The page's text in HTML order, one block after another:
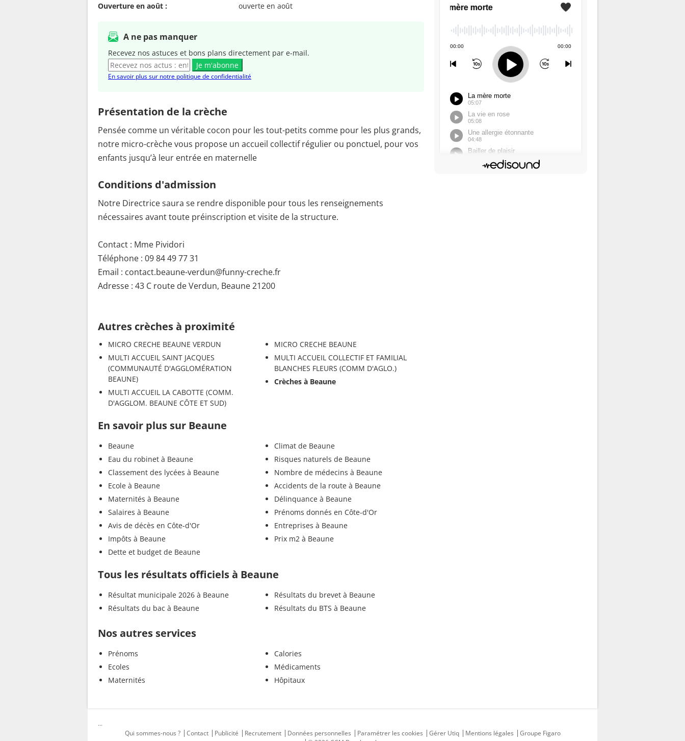
Ouverture en août :
ouverte en août
A ne pas manquer
Recevez nos astuces et bons plans directement par e-mail.
Je m'abonne
En savoir plus sur notre politique de confidentialité
Présentation de la crèche
Pensée comme un véritable cocon pour les tout-petits comme pour les plus grands,
notre micro-crèche vous propose un accueil collectif régulier ou ponctuel, pour vos
enfants jusqu’à leur entrée en maternelle
Conditions d'admission
Notre Directrice saura se rendre disponible pour tous les renseignements
nécessaires avant toute préinscription et visite de la structure.
Contact : Mme Pividori
Téléphone : 09 84 49 77 31
Email : contact.beaune-verdun@funny-creche.fr
Adresse : 43 C route de Verdun, Beaune 21200
Autres crèches à proximité
MICRO CRECHE BEAUNE VERDUN
MULTI ACCUEIL SAINT JACQUES
(COMMUNAUTÉ D'AGGLOMÉRATION
BEAUNE)
MULTI ACCUEIL LA CABOTTE (COMM.
D'AGGLOM. BEAUNE CÔTE ET SUD)
MICRO CRECHE BEAUNE
MULTI ACCUEIL COLLECTIF ET FAMILIAL
BLANCHES FLEURS (COMM D'AGLO.)
Crèches à Beaune
En savoir plus sur Beaune
Beaune
Eau du robinet à Beaune
Classement des lycées à Beaune
Ecole à Beaune
Maternités à Beaune
Salaires à Beaune
Avis de décès en Côte-d'Or
Impôts à Beaune
Dette et budget de Beaune
Climat de Beaune
Risques naturels de Beaune
Nombre de médecins à Beaune
Accidents de la route à Beaune
Délinquance à Beaune
Prénoms donnés en Côte-d'Or
Entreprises à Beaune
Prix m2 à Beaune
Tous les résultats officiels à Beaune
Résultat municipale 2026 à Beaune
Résultats du bac à Beaune
Résultats du brevet à Beaune
Résultats du BTS à Beaune
Nos autres services
Prénoms
Ecoles
Maternités
Calories
Médicaments
Hôpitaux
...
Qui sommes-nous ?
Contact Publicité Recrutement Données personnelles Paramétrer les cookies Gérer Utiq Mentions légales
Groupe Figaro